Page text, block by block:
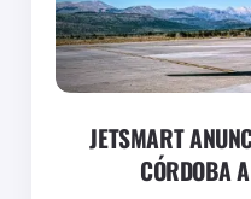
JETSMART
CÓRDOBA